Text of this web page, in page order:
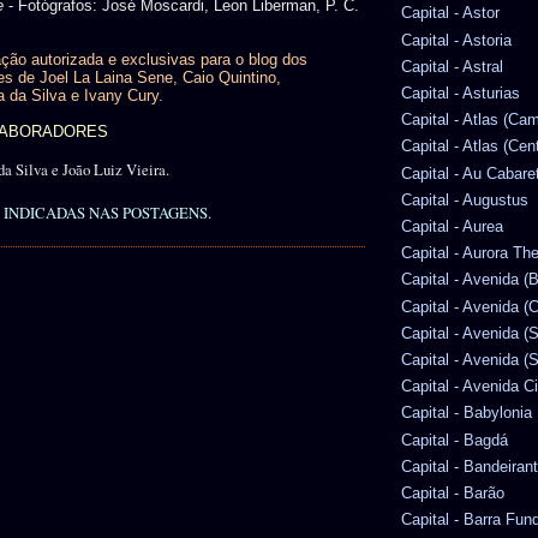
- Fotógrafos: José Moscardi, Leon Liberman, P. C.
autorizada e exclusivas para o blog dos
de Joel La Laina Sene, Caio Quintino,
da Silva e Ivany Cury.
Silva e João Luiz Vieira.
INDICADAS NAS POSTAGENS.
Capital - Astor
Capital - Astoria
Capital - Astral
Capital - Asturias
Capital - Atlas
Capital - Atlas
Capital - Au
Capital - Augustus
Capital - Aurea
Capital - Aurora
Capital - Avenida
Capital - Avenida
Capital - Avenida
Capital - Avenida
Capital - Avenida
Capital - Babylonia
Capital - Bagdá
Capital -
Capital - Barão
Capital - Barra